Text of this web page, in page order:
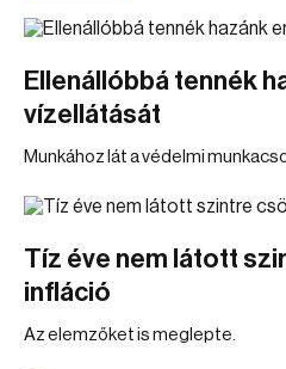
Ellenállóbbá tennék
vízellátását
Munkához lát a védelmi
Tíz éve nem látott
infláció
Az elemzőket is meglepte.